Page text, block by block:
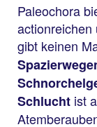
Paleochora
actionreichen
gibt keinen
Schlucht ist